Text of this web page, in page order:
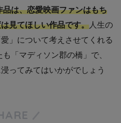
は、恋愛映画ファンはもち
見てほしい作品です。 人生の
」について考えさせてくれる
「マディソン郡の橋」で、
ってみてはいかがでしょう